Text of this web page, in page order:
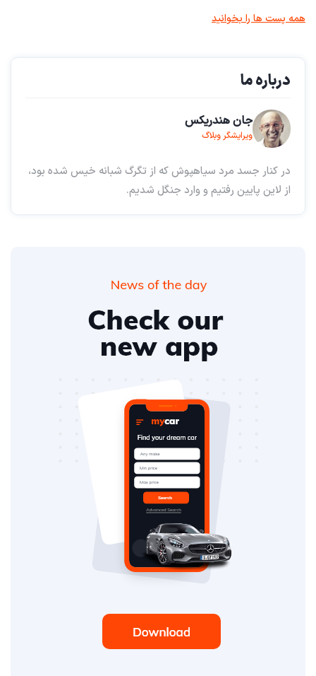
همه پست ها را بخوانید
درباره ما
جان هندریکس
ویرایشگر وبلاگ
در کنار جسد مرد سیاهپوش که از تگرگ شبانه خیس شده بود،
از لاین پایین رفتیم و وارد جنگل شدیم.